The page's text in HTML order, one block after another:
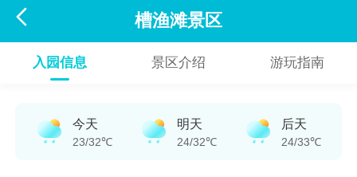
 槽渔滩景区
入园信息 景区介绍 游玩指南
今天
23/32℃
明天
24/32℃
后天
24/33℃